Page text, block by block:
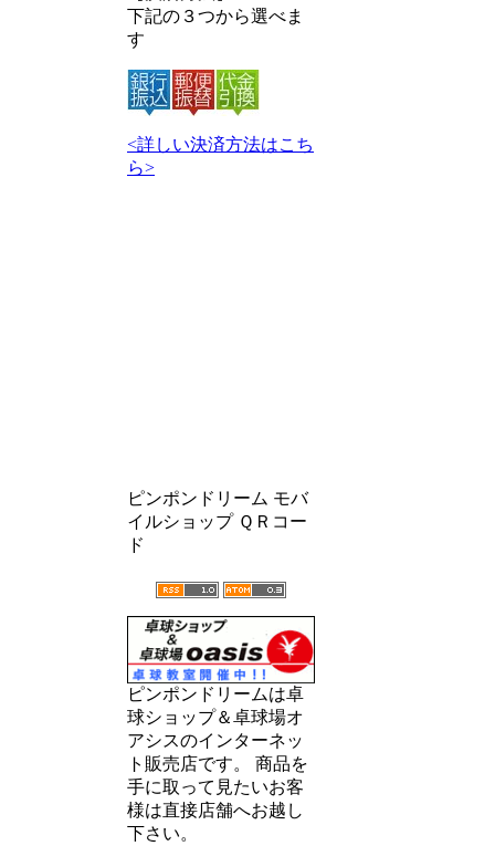
下記の３つから選べま
す
<詳しい決済方法はこち
ら>
ピンポンドリーム モバ
イルショップ ＱＲコー
ド
ピンポンドリームは卓
球ショップ＆卓球場オ
アシスのインターネッ
ト販売店です。 商品を
手に取って見たいお客
様は直接店舗へお越し
下さい。